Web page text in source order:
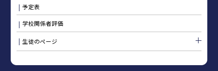
予定表
学校関係者評価
生徒のページ